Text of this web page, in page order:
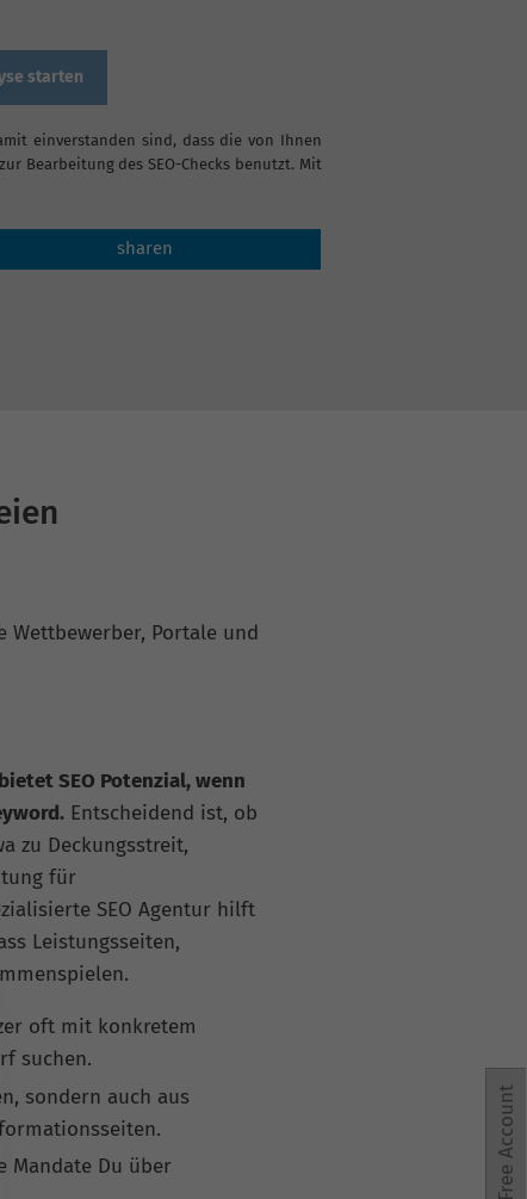
starten
einverstanden sind, dass die von Ihnen
Bearbeitung des SEO-Checks benutzt. Mit
sharen
Wettbewerber, Portale und
SEO Potenzial, wenn
Entscheidend ist, ob
zu Deckungsstreit,
für
SEO Agentur hilft
Leistungsseiten,
oft mit konkretem
suchen.
sondern auch aus
Mandate Du über
Free Account